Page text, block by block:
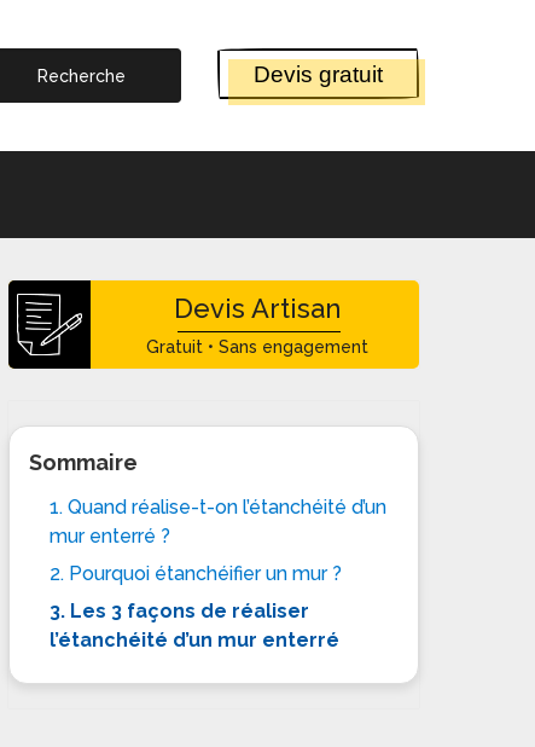
Devis gratuit
Devis Artisan
Gratuit • Sans engagement
Sommaire
1. Quand réalise-t-on l’étanchéité d’un
mur enterré ?
2. Pourquoi étanchéifier un mur ?
3. Les 3 façons de réaliser
l’étanchéité d’un mur enterré